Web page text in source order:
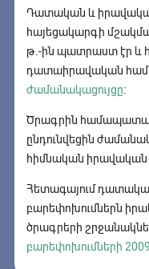
Դատական և
հայեցակարգի
թ.-ին պատրաստ էր և
դատաիրավական
ժամանակացույցը։
Ծրագրին
ընդունվեցին
հիմնական իրավական
Հետագայում
բարեփոխումներն
ծրագրերի
բարեփոխումների